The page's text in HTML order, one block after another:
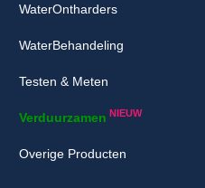
WaterOntharders
WaterBehandeling
Testen & Meten
Verduurzamen NIEUW
Overige Producten